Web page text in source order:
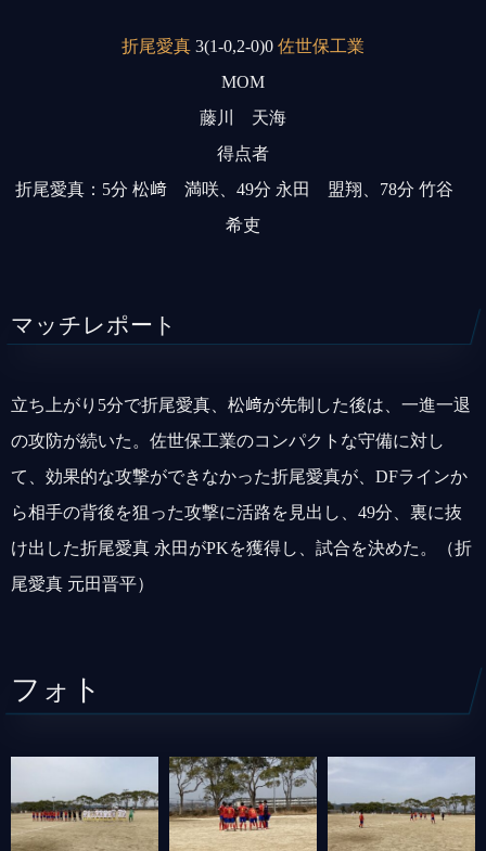
折尾愛真 3(1-0,2-0)0 佐世保工業
MOM
藤川 天海
得点者
折尾愛真：5分 松﨑 満咲、49分 永田 盟翔、78分 竹谷
希吏
マッチレポート
立ち上がり5分で折尾愛真、松﨑が先制した後は、一進一退
の攻防が続いた。佐世保工業のコンパクトな守備に対し
て、効果的な攻撃ができなかった折尾愛真が、DFラインか
ら相手の背後を狙った攻撃に活路を見出し、49分、裏に抜
け出した折尾愛真 永田がPKを獲得し、試合を決めた。（折
尾愛真 元田晋平）
フォト